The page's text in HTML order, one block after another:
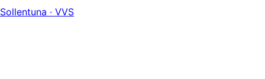
Sollentuna · VVS